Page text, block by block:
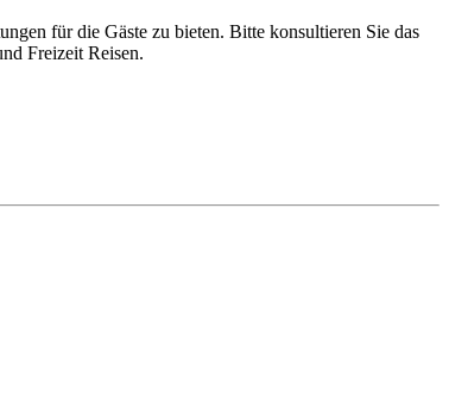
für die Gäste zu bieten. Bitte konsultieren Sie das
Freizeit Reisen.